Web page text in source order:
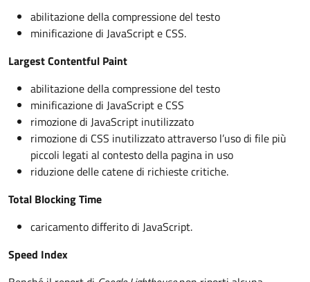
abilitazione della compressione del testo
minificazione di JavaScript e CSS.
Largest Contentful Paint
abilitazione della compressione del testo
minificazione di JavaScript e CSS
rimozione di JavaScript inutilizzato
rimozione di CSS inutilizzato attraverso l’uso di file più
piccoli legati al contesto della pagina in uso
riduzione delle catene di richieste critiche.
Total Blocking Time
caricamento differito di JavaScript.
Speed Index